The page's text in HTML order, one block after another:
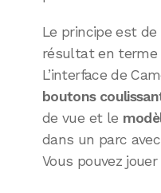
Le principe est de
résultat en terme
L’interface de
boutons
de vue et le
dans un parc
Vous pouvez